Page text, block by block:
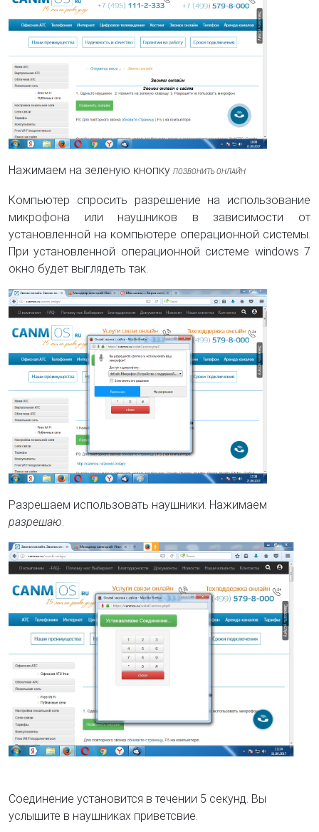
Нажимаем на зеленую кнопку ПОЗВОНИТЬ ОНЛАЙН
Компьютер спросить разрешение на использование
микрофона или наушников в зависимости от
установленной на компьютере операционной системы.
При установленной операционной системе windows 7
окно будет выглядеть так.
Разрешаем использовать наушники. Нажимаем
разрешаю
Соединение установится в течении 5 секунд. Вы
услышите в наушниках приветсвие.